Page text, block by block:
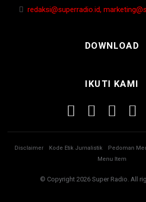
redaksi@superradio.id,
DOWNLOAD
IKUTI KAMI
Disclaimer Kode Etik Jurnalistik Pedoman
Menu Item
© Copyright 2026 Super Radio. All